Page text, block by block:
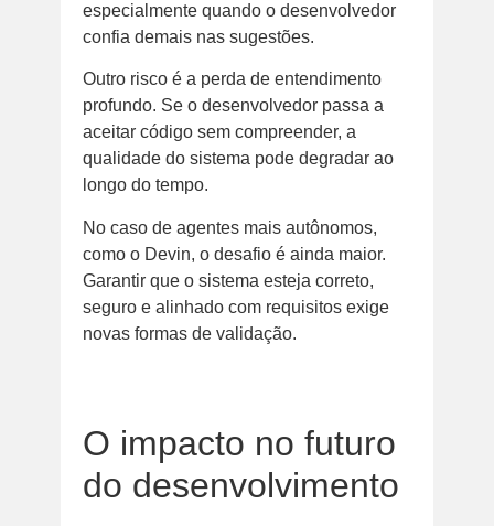
especialmente quando o desenvolvedor
confia demais nas sugestões.
Outro risco é a perda de entendimento
profundo. Se o desenvolvedor passa a
aceitar código sem compreender, a
qualidade do sistema pode degradar ao
longo do tempo.
No caso de agentes mais autônomos,
como o Devin, o desafio é ainda maior.
Garantir que o sistema esteja correto,
seguro e alinhado com requisitos exige
novas formas de validação.
O impacto no futuro
do desenvolvimento